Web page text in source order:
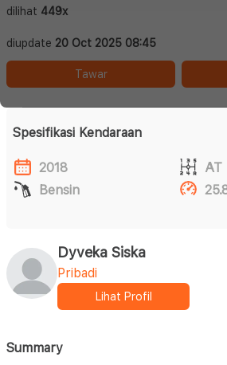
dilihat 449x
diupdate 20 Oct 2025 08:45
Tawar
Spesifikasi Kendaraan
2018
AT
Bensin
Dyveka Siska
Pribadi
Lihat Profil
Summary